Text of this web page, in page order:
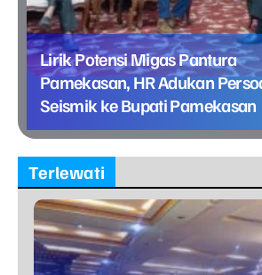
Lirik Potensi Migas Pantura
Pamekasan, HR Adukan
Seismik ke Bupati Pamekasan
Terlewati